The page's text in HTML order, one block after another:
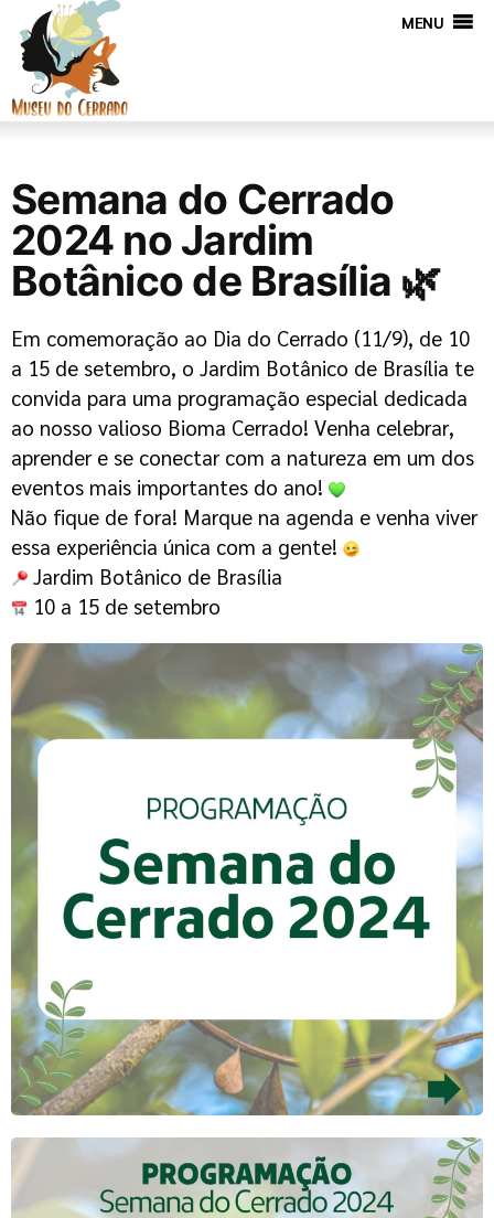
MENU
Semana do Cerrado
2024 no Jardim
Botânico de Brasília 🌿
Em comemoração ao Dia do Cerrado (11/9), de 10
a 15 de setembro, o Jardim Botânico de Brasília te
convida para uma programação especial dedicada
ao nosso valioso Bioma Cerrado! Venha celebrar,
aprender e se conectar com a natureza em um dos
eventos mais importantes do ano!
Não fique de fora! Marque na agenda e venha viver
essa experiência única com a gente!
Jardim Botânico de Brasília
10 a 15 de setembro